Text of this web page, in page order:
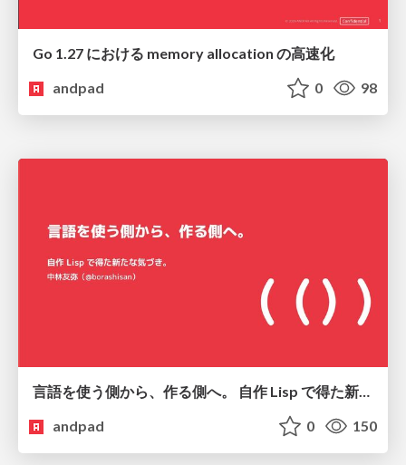
Go 1.27 における memory allocation の高速化
andpad
0 98
andpad
0 150